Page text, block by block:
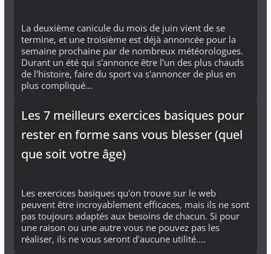
La deuxième canicule du mois de juin vient de se
termine, et une troisième est déjà annoncée pour la
semaine prochaine par de nombreux météorologues.
Durant un été qui s'annonce être l'un des plus chauds
de l'histoire, faire du sport va s'annoncer de plus en
plus compliqué...
Les 7 meilleurs exercices basiques pour
rester en forme sans vous blesser (quel
que soit votre âge)
Les exercices basiques qu'on trouve sur le web
peuvent être incroyablement efficaces, mais ils ne sont
pas toujours adaptés aux besoins de chacun. Si pour
une raison ou une autre vous ne pouvez pas les
réaliser, ils ne vous seront d'aucune utilité.…